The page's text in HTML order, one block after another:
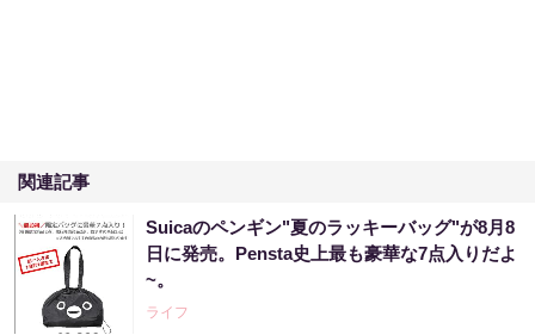
関連記事
Suicaのペンギン"夏のラッキーバッグ"が8月8
日に発売。Pensta史上最も豪華な7点入りだよ
~。
ライフ